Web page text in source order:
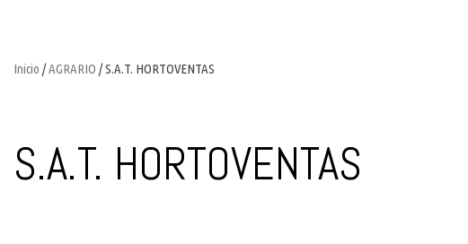
Inicio /AGRARIO / S.A.T. HORTOVENTAS
S.A.T. HORTOVENTAS